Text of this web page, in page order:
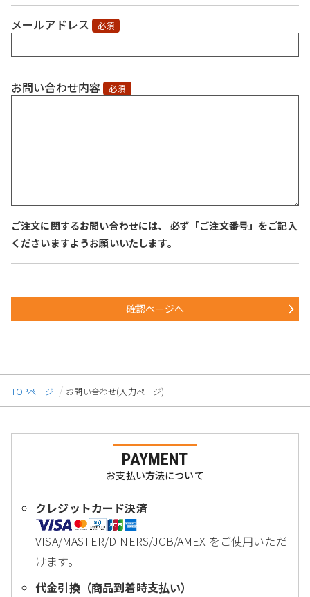
メールアドレス 必須
お問い合わせ内容 必須
ご注文に関するお問い合わせには、 必ず「ご注文番号」をご記入
くださいますようお願いいたします。
確認ページへ
TOPページ お問い合わせ(入力ページ)
PAYMENT
お支払い方法について
クレジットカード決済
VISA/MASTER/DINERS/JCB/AMEX をご使用いただ
けます。
代金引換（商品到着時支払い）